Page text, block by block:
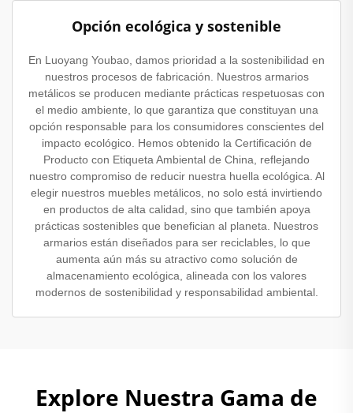
Opción ecológica y sostenible
En Luoyang Youbao, damos prioridad a la sostenibilidad en
nuestros procesos de fabricación. Nuestros armarios
metálicos se producen mediante prácticas respetuosas con
el medio ambiente, lo que garantiza que constituyan una
opción responsable para los consumidores conscientes del
impacto ecológico. Hemos obtenido la Certificación de
Producto con Etiqueta Ambiental de China, reflejando
nuestro compromiso de reducir nuestra huella ecológica. Al
elegir nuestros muebles metálicos, no solo está invirtiendo
en productos de alta calidad, sino que también apoya
prácticas sostenibles que benefician al planeta. Nuestros
armarios están diseñados para ser reciclables, lo que
aumenta aún más su atractivo como solución de
almacenamiento ecológica, alineada con los valores
modernos de sostenibilidad y responsabilidad ambiental.
Explore Nuestra Gama de